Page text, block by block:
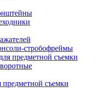
стробофреймы
предметной съемки
съемки